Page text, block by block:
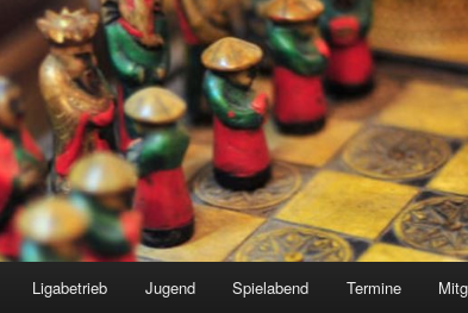
Ligabetrieb Jugend Spielabend Termine